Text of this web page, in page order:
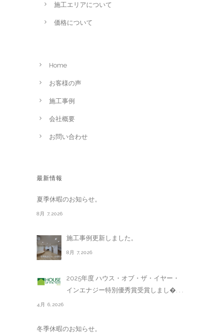
施工エリアについて
価格について
Home
お客様の声
施工事例
会社概要
お問い合わせ
最新情報
夏季休暇のお知らせ。
8月 7,2026
施工事例更新しました。
8月 7,2026
2025年度 ハウス・オブ・ザ・イヤー・
インエナジー特別優秀賞受賞しまし�. . .
4月 6,2026
冬季休暇のお知らせ。